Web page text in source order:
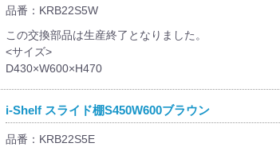
品番：KRB22S5W
この交換部品は生産終了となりました。
<サイズ>
D430×W600×H470
i-Shelf スライド棚S450W600ブラウン
品番：KRB22S5E